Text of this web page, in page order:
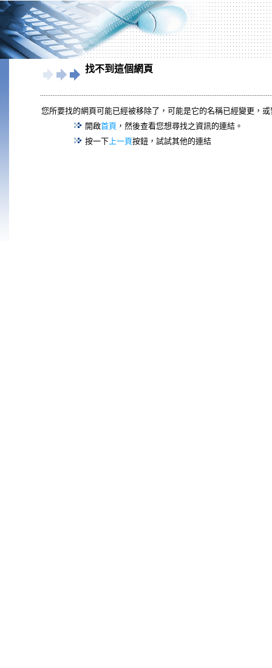
找不到這個網頁
您所要找的網頁可能已經被移除了，可能是它的名稱已經變更，
開啟首頁 ，然後查看您想尋找之資訊的連結。
按一下上一頁按鈕，試試其他的連結